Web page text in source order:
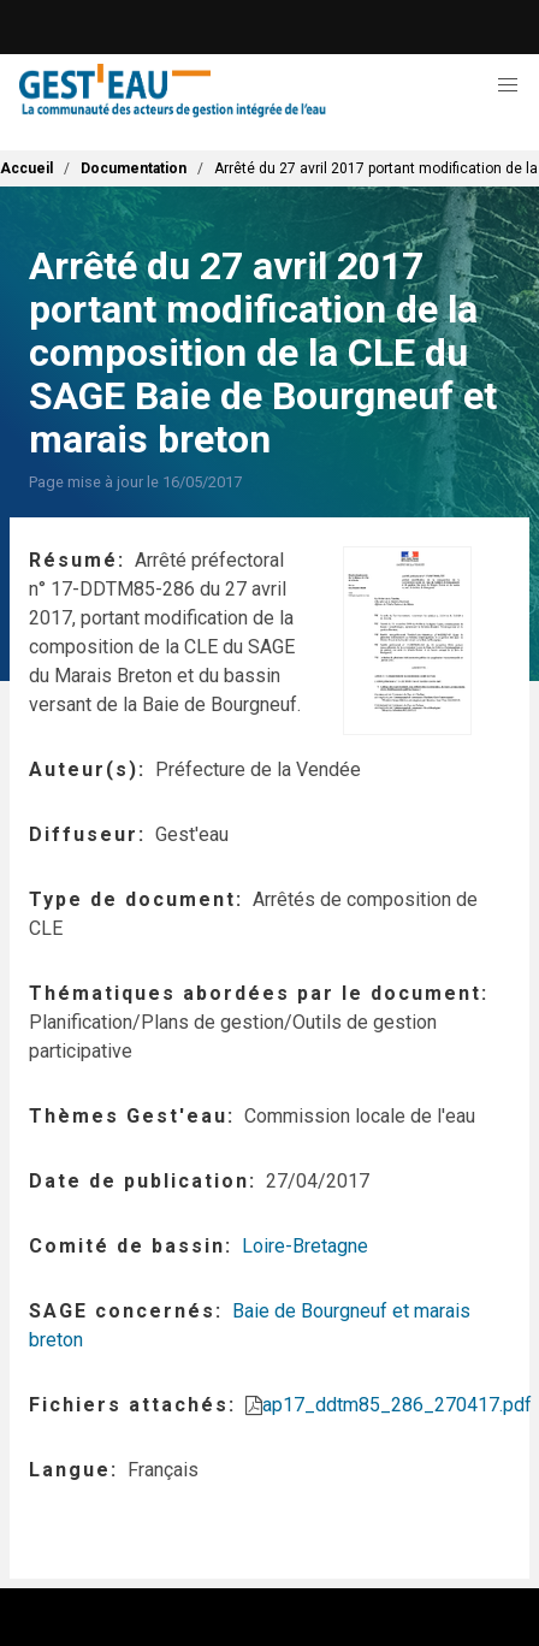
contenu
principal
Fil d'Ariane
Accueil Documentation Arrêté du 27 avril 2017 portant modification de
Arrêté du 27 avril 2017
portant modification de la
composition de la CLE du
SAGE Baie de Bourgneuf et
marais breton
Page mise à jour le 16/05/2017
Résumé
Arrêté préfectoral
n° 17-DDTM85-286 du 27 avril
2017, portant modification de la
composition de la CLE du SAGE
du Marais Breton et du bassin
versant de la Baie de Bourgneuf.
Auteur(s) Préfecture de la Vendée
Diffuseur Gest'eau
Type de document
Arrêtés de composition de
CLE
Thématiques abordées par le document
Planification/Plans de gestion/Outils de gestion
participative
Thèmes Gest'eau Commission locale de l'eau
Date de publication 27/04/2017
Comité de bassin Loire-Bretagne
SAGE concernés
Baie de Bourgneuf et marais
breton
Fichiers attachés ap17_ddtm85_286_270417.pdf
Langue Français